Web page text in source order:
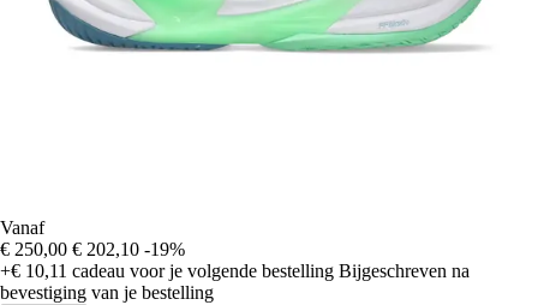
Vanaf
€ 250,00 € 202,10 -19%
+€ 10,11 cadeau voor je volgende bestelling Bijgeschreven na
bevestiging van je bestelling